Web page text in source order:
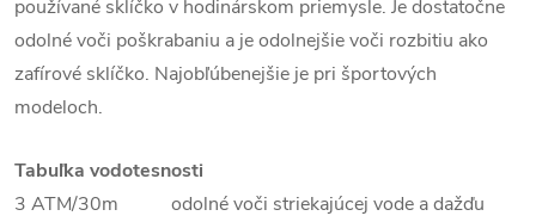
používané sklíčko v hodinárskom priemysle. Je dostatočne
odolné voči poškrabaniu a je odolnejšie voči rozbitiu ako
zafírové sklíčko. Najobľúbenejšie je pri športových
modeloch.
Tabuľka vodotesnosti
3 ATM/30m odolné voči striekajúcej vode a dažďu